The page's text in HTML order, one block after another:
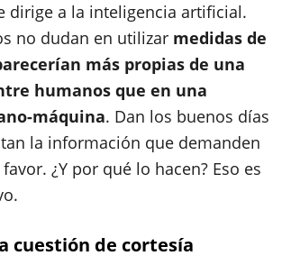
dirige a la inteligencia artificial.
no dudan en utilizar medidas de
más propias de una
humanos que en una
máquina. Dan los buenos días
la información que demanden
¿Y por qué lo hacen? Eso es
cuestión de cortesía